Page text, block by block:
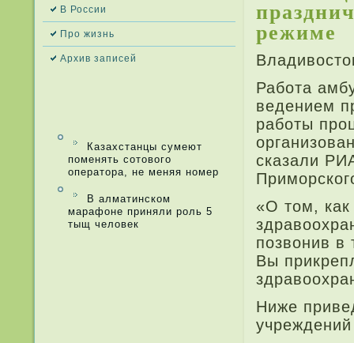
В России
Про жизнь
Архив запи­сей
Казахстанцы сумеют
поменять сотового
оператора, не меняя номер
В алматинском
марафоне приняли роль 5
тыщ человек
режиме
Работа
ведением
работы
сказали
«О том, как
позвонив в
Вы
Ниже